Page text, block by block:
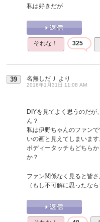
私は好きだが
それな！ 325
39 名無しだＪ より
2016年1月31日 11:08 AM
DIYを見てよく思うのだが
ん？
私は伊野ちゃんのファン
いの画と見えてしまいま
ボディータッチもどちら
か？
ファン関係なく見ると皆
（もし不可解に思ったなら